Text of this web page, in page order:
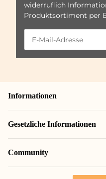
widerruflich
Produktsortiment per
Informationen
Gesetzliche Informationen
Community